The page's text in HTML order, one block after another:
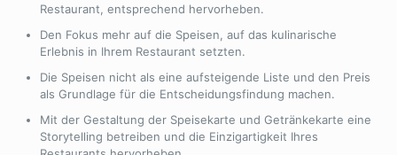
Restaurant, entsprechend hervorheben.
Den Fokus mehr auf die Speisen, auf das kulinarische
Erlebnis in Ihrem Restaurant setzten.
Die Speisen nicht als eine aufsteigende Liste und den Preis
als Grundlage für die Entscheidungsfindung machen.
Mit der Gestaltung der Speisekarte und Getränkekarte eine
Storytelling betreiben und die Einzigartigkeit Ihres